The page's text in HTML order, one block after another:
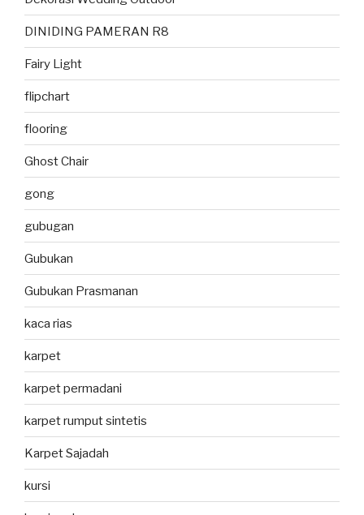
DINIDING PAMERAN R8
Fairy Light
flipchart
flooring
Ghost Chair
gong
gubugan
Gubukan
Gubukan Prasmanan
kaca rias
karpet
karpet permadani
karpet rumput sintetis
Karpet Sajadah
kursi